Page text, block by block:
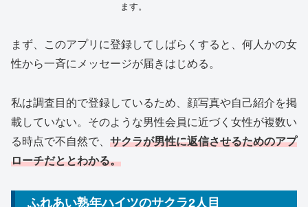
ます。
まず、このアプリに登録してしばらくすると、何人かの女
性から一斉にメッセージが届きはじめる。
私は調査目的で登録しているため、顔写真や自己紹介を掲
載していない。そのような男性会員に近づく女性が複数い
る時点で不自然で、 サクラが男性に返信させるためのアプ
ローチだととわかる。
ふれあい熟年ハイツのサクラ2人目